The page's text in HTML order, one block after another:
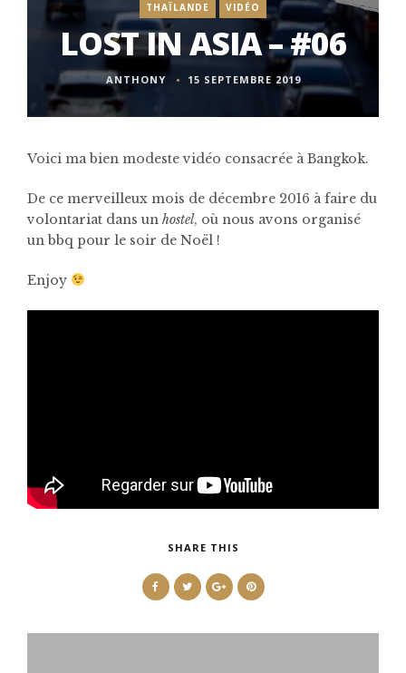
THAÏLANDE VIDÉO
LOST IN ASIA – #06
ANTHONY 15 SEPTEMBRE 2019
Voici ma bien modeste vidéo consacrée à Bangkok.
De ce merveilleux mois de décembre 2016 à faire du
volontariat dans un hostel, où nous avons organisé
un bbq pour le soir de Noël !
Enjoy
SHARE THIS